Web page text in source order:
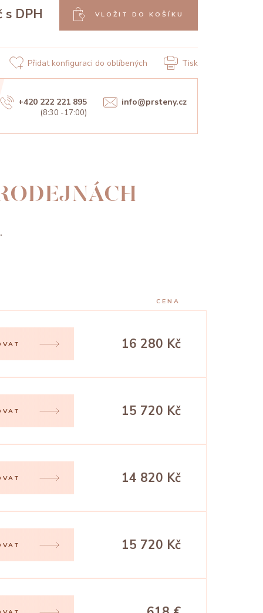
s DPH VLOŽIT DO KOŠÍKU
Přidat konfiguraci do oblíbených Tisk
+420 222 221 895
(8:30 -17:00)
info@prsteny.cz
CENA
16 280 Kč
15 720 Kč
14 820 Kč
15 720 Kč